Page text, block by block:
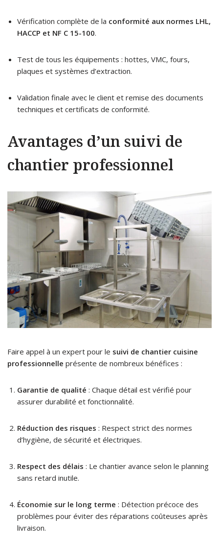
Vérification complète de la conformité aux normes LHL,
HACCP et NF C 15-100.
Test de tous les équipements : hottes, VMC, fours,
plaques et systèmes d’extraction.
Validation finale avec le client et remise des documents
techniques et certificats de conformité.
Avantages d’un suivi de
chantier professionnel
Faire appel à un expert pour le suivi de chantier cuisine
professionnelle présente de nombreux bénéfices :
Garantie de qualité : Chaque détail est vérifié pour
assurer durabilité et fonctionnalité.
Réduction des risques : Respect strict des normes
d’hygiène, de sécurité et électriques.
Respect des délais : Le chantier avance selon le planning
sans retard inutile.
Économie sur le long terme : Détection précoce des
problèmes pour éviter des réparations coûteuses après
livraison.